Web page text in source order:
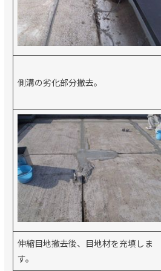
側溝の劣化部分撤去。
伸縮目地撤去後、目地材を充填しま
す。